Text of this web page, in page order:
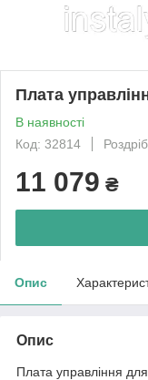
Плата
В наявності
Код: 32814
Роздріб
11 079 ₴
Опис
Опис
Плата управління